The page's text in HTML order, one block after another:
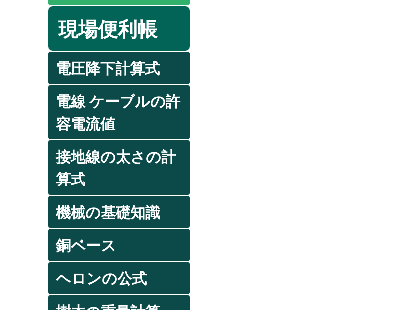
現場便利帳
電圧降下計算式
電線 ケーブルの許
容電流値
接地線の太さの計
算式
機械の基礎知識
銅ベース
ヘロンの公式